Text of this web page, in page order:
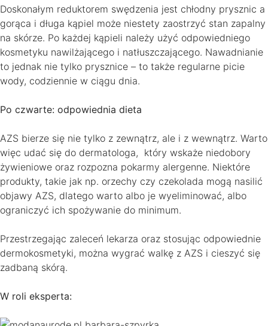
Doskonałym reduktorem swędzenia jest chłodny prysznic a
gorąca i długa kąpiel może niestety zaostrzyć stan zapalny
na skórze. Po każdej kąpieli należy użyć odpowiedniego
kosmetyku nawilżającego i natłuszczającego. Nawadnianie
to jednak nie tylko prysznice – to także regularne picie
wody, codziennie w ciągu dnia.
Po czwarte: odpowiednia dieta
AZS bierze się nie tylko z zewnątrz, ale i z wewnątrz. Warto
więc udać się do dermatologa, który wskaże niedobory
żywieniowe oraz rozpozna pokarmy alergenne. Niektóre
produkty, takie jak np. orzechy czy czekolada mogą nasilić
objawy AZS, dlatego warto albo je wyeliminować, albo
ograniczyć ich spożywanie do minimum.
Przestrzegając zaleceń lekarza oraz stosując odpowiednie
dermokosmetyki, można wygrać walkę z AZS i cieszyć się
zadbaną skórą.
W roli eksperta: